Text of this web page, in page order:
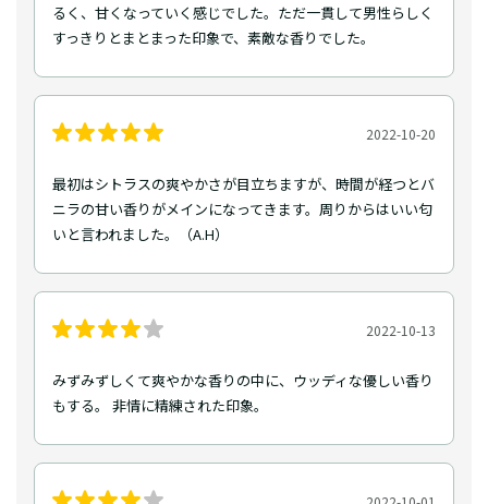
るく、甘くなっていく感じでした。ただ一貫して男性らしく
すっきりとまとまった印象で、素敵な香りでした。
2022-10-20
最初はシトラスの爽やかさが目立ちますが、時間が経つとバ
ニラの甘い香りがメインになってきます。周りからはいい匂
いと言われました。（A.H）
2022-10-13
みずみずしくて爽やかな香りの中に、ウッディな優しい香り
もする。 非情に精練された印象。